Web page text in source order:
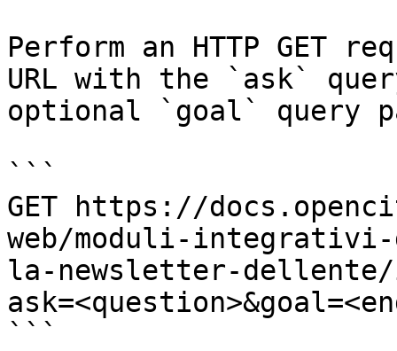
Perform an HTTP GET
URL with the `ask`
optional `goal` query
```
GET https://
web/moduli-
la-newsletter-
```